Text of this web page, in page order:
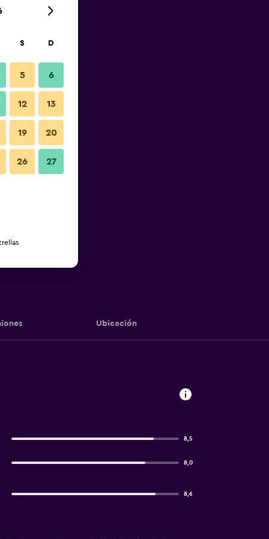
Ubicación
8,5
8,0
8,6
S D
5 6
12 13
19 20
26 27